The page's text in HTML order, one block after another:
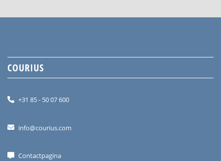
COURIUS
+31 85 - 50 07 600
info@courius.com
Contactpagina